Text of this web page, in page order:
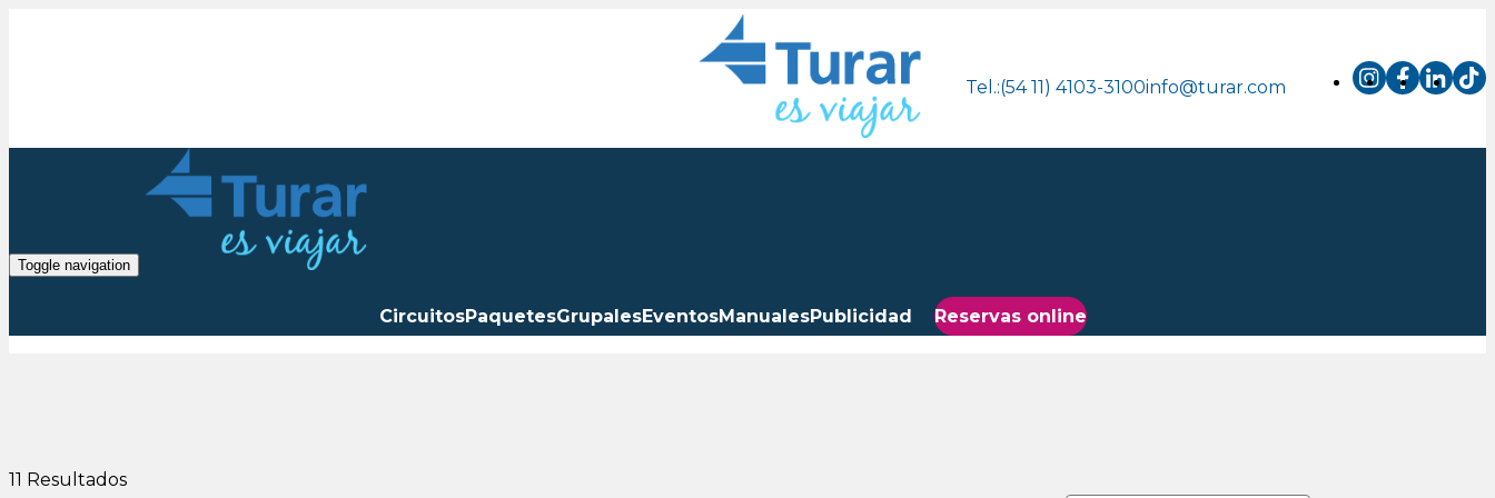
Tel.:(54 11) 4103-3100info@turar.com
Toggle navigation
CircuitosPaquetesGrupalesEventosManualesPublicidad Reservas online
11 Resultados